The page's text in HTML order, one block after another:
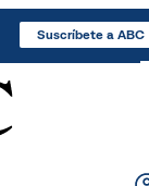
Suscríbete a ABC